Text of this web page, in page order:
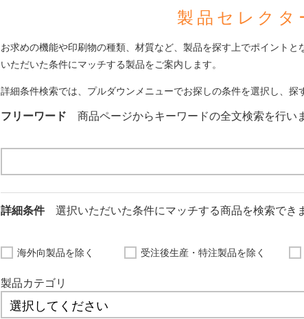
製品セレクタ
お求めの機能や印刷物の種類、材質など、製品を探す上でポイントと
いただいた条件にマッチする製品をご案内します。
詳細条件検索では、プルダウンメニューでお探しの条件を選択し、探
フリーワード 商品ページからキーワードの全文検索を行い
詳細条件 選択いただいた条件にマッチする商品を検索でき
海外向製品を除く 受注後生産・特注製品を除く
製品カテゴリ